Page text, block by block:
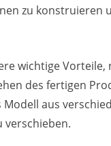
zu konstruieren
wichtige
des fertigen
aus
verschieben.